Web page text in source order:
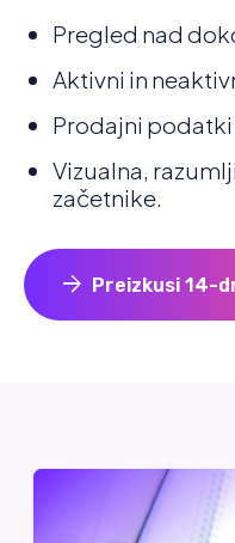
Pregled nad
Aktivni in
Prodajni
Vizualna,
začetnike.
arrow_forward Preizkusi 14-